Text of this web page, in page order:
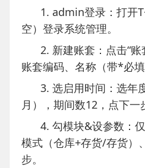
1. admin登录：打开
空）登录系统管理。
2. 新建账套：点击“
账套编码、名称（带*必填
3. 选启用时间：选年
月），期间数12，点下一
4. 勾模块&设参数：
模式（仓库+存货/存货）
步。